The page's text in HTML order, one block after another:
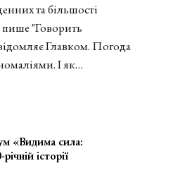
та більшості
пише "Говорить
Главком. Погода
І як…
«Видима сила:
історії